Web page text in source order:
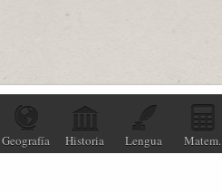
Geografía Historia Lengua Matem.